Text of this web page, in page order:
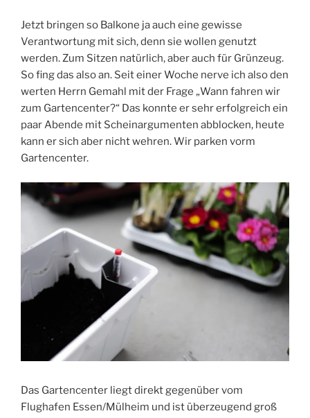
Jetzt bringen so Balkone ja auch eine gewisse
Verantwortung mit sich, denn sie wollen genutzt
werden. Zum Sitzen natürlich, aber auch für Grünzeug.
So fing das also an. Seit einer Woche nerve ich also den
werten Herrn Gemahl mit der Frage „Wann fahren wir
zum Gartencenter?“ Das konnte er sehr erfolgreich ein
paar Abende mit Scheinargumenten abblocken, heute
kann er sich aber nicht wehren. Wir parken vorm
Gartencenter.
Das Gartencenter liegt direkt gegenüber vom
Flughafen Essen/Mülheim und ist überzeugend groß